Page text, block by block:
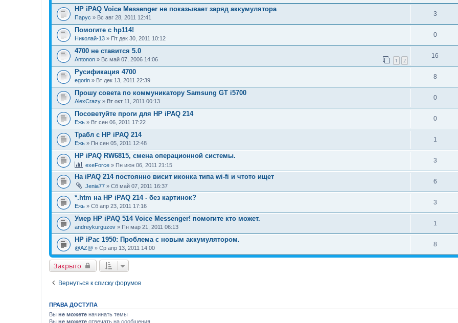
HP iPAQ Voice Messenger не показывает заряд аккумулятора
Парус » Вс авг 28, 2011 12:41
3
Помогите с hp114!
Николай-13 » Пт дек 30, 2011 10:12
0
4700 не ставится 5.0
Antonon » Вс май 07, 2006 14:06 1 2
16
Русификация 4700
egorin » Вт дек 13, 2011 22:39
8
Прошу совета по коммуникатору Samsung GT i5700
AlexCrazy » Вт окт 11, 2011 00:13
0
Посоветуйте проги для НР iPAQ 214
Ежь » Вт сен 06, 2011 17:22
0
Трабл с HP iPAQ 214
Ежь » Пн сен 05, 2011 12:48
1
HP iPAQ RW6815, смена операционной системы.
exeForce » Пн июн 06, 2011 21:15
3
На iPAQ 214 постоянно висит иконка типа wi-fi и чтото ищет
Jenia77 » Сб май 07, 2011 16:37
6
*.htm на HP iPAQ 214 - без картинок?
Ежь » Сб апр 23, 2011 17:16
3
Умер HP iPAQ 514 Voice Messenger! помогите кто может.
andreykurguzov » Пн мар 21, 2011 06:13
1
HP iPac 1950: Проблема с новым аккумулятором.
@AZ@ » Ср апр 13, 2011 14:00
8
Закрыто
Вернуться к списку форумов
ПРАВА ДОСТУПА
Вы не можете начинать темы
Вы не можете отвечать на сообщения